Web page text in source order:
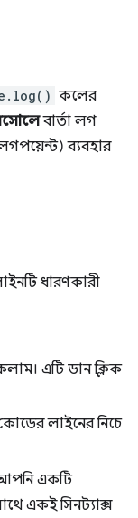
কলের
বার্তা লগ
ব্যবহার
ধারণকারী
এটি ডান ক্লিক
লাইনের নিচে
একটি
একই সিনট্যাক্স